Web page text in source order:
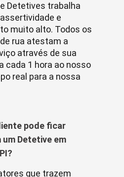
Detetives trabalha
e
muito alto. Todos os
rua atestam a
através de sua
cada 1 hora ao nosso
real para a nossa
pode ficar
Detetive em
que trazem